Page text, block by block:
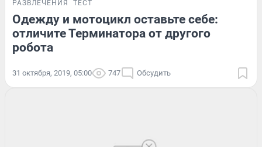
РАЗВЛЕЧЕНИЯ ТЕСТ
Одежду и мотоцикл оставьте себе:
отличите Терминатора от другого
робота
31 октября, 2019, 05:00 747 Обсудить